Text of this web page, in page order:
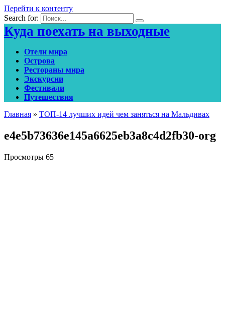
Перейти к контенту
Search for:
Куда поехать на выходные
Отели мира
Острова
Рестораны мира
Экскурсии
Фестивали
Путешествия
Главная » ТОП-14 лучших идей чем заняться на Мальдивах
e4e5b73636e145a6625eb3a8c4d2fb30-org
Просмотры 65